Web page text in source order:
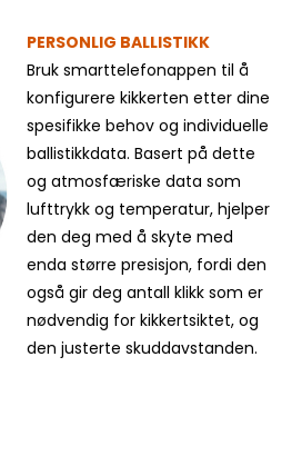
PERSONLIG BALLISTIKK
Bruk smarttelefonappen til å
konfigurere kikkerten etter dine
spesifikke behov og individuelle
ballistikkdata. Basert på dette
og atmosfæriske data som
lufttrykk og temperatur, hjelper
den deg med å skyte med
enda større presisjon, fordi den
også gir deg antall klikk som er
nødvendig for kikkertsiktet, og
den justerte skuddavstanden.